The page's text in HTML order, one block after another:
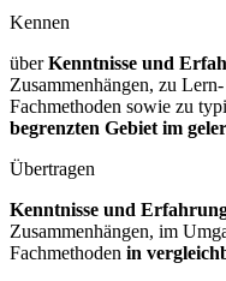
Kennen
überKenntnisse und
Zusammenhängen, zu
Fachmethoden sowie zu
begrenzten Gebiet im
Übertragen
Kenntnisse und
Zusammenhängen, im
Fachmethoden in